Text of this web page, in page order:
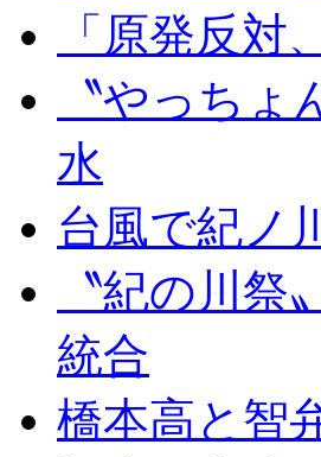
「原発反
〝やっち
水
台風で紀ノ
〝紀の川
統合
橋本高と智